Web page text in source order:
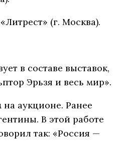
(г. Москва).
в составе выставок,
Эрьзя и весь мир».
аукционе. Ранее
В этой работе
так: «Россия —